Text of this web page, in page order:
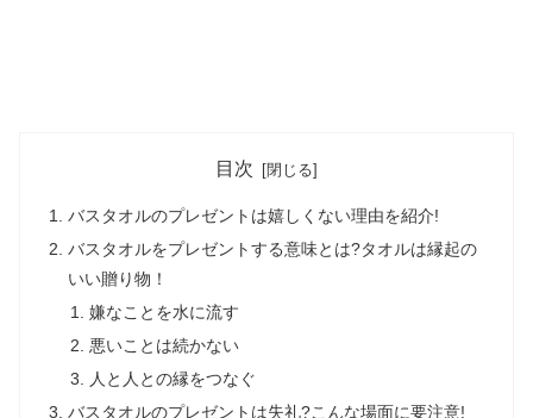
目次
バスタオルのプレゼントは嬉しくない理由を紹介!
バスタオルをプレゼントする意味とは?タオルは縁起の
いい贈り物！
嫌なことを水に流す
悪いことは続かない
人と人との縁をつなぐ
バスタオルのプレゼントは失礼?こんな場面に要注意!